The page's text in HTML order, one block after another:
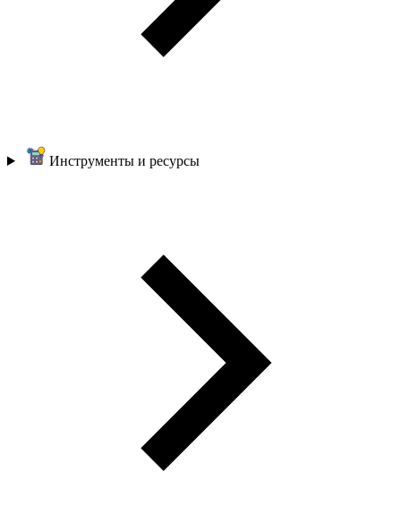
Инструменты и ресурсы